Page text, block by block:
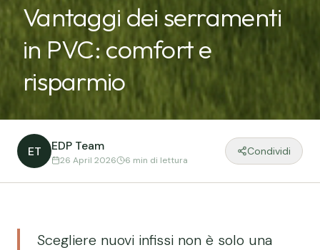
Vantaggi dei serramenti
in PVC: comfort e
risparmio
ET EDP Team
26 April 2026 6 min di lettura
Condividi
Scegliere nuovi infissi non è solo una